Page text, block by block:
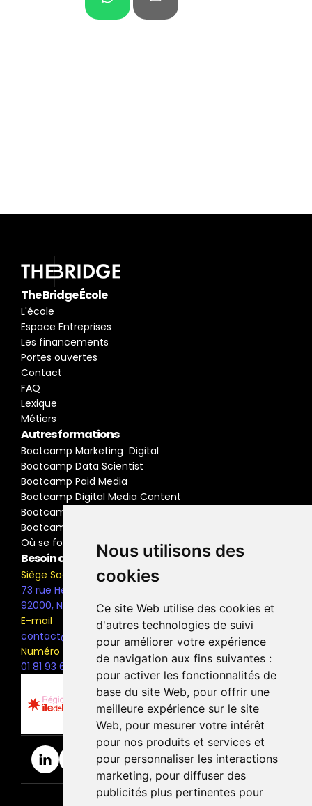
Nous utilisons des
cookies
Ce site Web utilise des cookies et
d'autres technologies de suivi
pour améliorer votre expérience
de navigation aux fins suivantes :
pour activer les fonctionnalités de
base du site Web, pour offrir une
meilleure expérience sur le site
Web, pour mesurer votre intérêt
pour nos produits et services et
pour personnaliser les interactions
marketing, pour diffuser des
publicités plus pertinentes pour
The Bridge École
L'école
Espace Entreprises
Les financements
Portes ouvertes
Contact
FAQ
Lexique
Métiers
Autres formations
Bootcamp Marketing  Digital
Bootcamp Data Scientist
Bootcamp Paid Media
Bootcamp Digital Media Content
Bootcamp Social Media Manager
Bootcamp Buyer Media
Où se former
Besoin d'information ?
Siège Social
73 rue Henri Barbusse,
92000, Nanterre
E-mail
contact@the-bridge.fr
Numéro de téléphone
01 81 93 68 42